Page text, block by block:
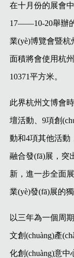
在十月份的展會
17——10-20舉辦的
業(yè)博覽會暨杭
面積將會使用杭州
10371平方米。
此界杭州文博會時
壇活動、9項創
動和4項其他活動
融合發(fā)展，
新，進一步全面
業(yè)發(fā)展的獨特
以三年為一個周期
文創(chuàng)產
化創(chuàng)意中